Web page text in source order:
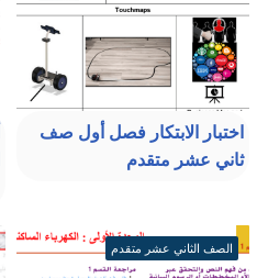
اختبار الابتكار فصل أول صف
ثاني عشر متقدم
الصف الثاني عشر متقدم